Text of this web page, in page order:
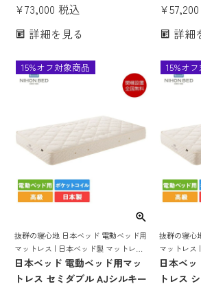
ベッド 電動ベッド 専用 電動リ
ベッド セミダブルマットレス
トレス かため 硬め 日本製 薄
い マットレス のみ
¥73,000 税込
詳細を見る
ントベッ
マットレ
ベッド
トレス
¥57,200
詳細
抜群の寝心地 日本ベッド 電動ベッド用
マットレス | 日本ベッド製 マットレス
ポケットコイル 電動ベッド 電動リクラ
イニングベッド 電動ベット ベッドマッ
日本ベッド 電動ベッド用マッ
トレス セミダブル AJシルキー
15%オフ対象商品
抜群の寝心
マットレス
ポケットコ
イニング
日本ベッ
トレス
15%オ